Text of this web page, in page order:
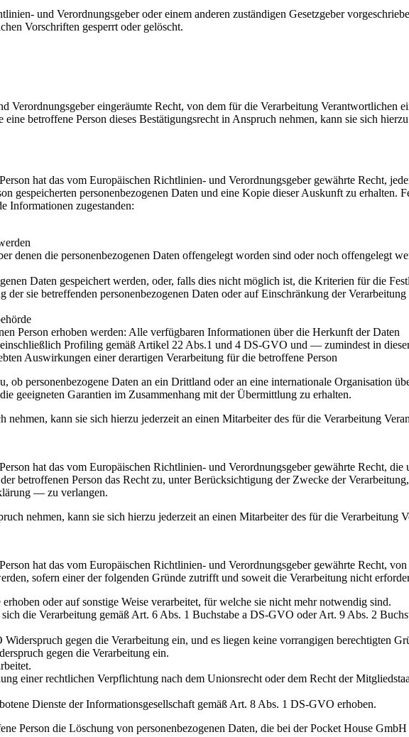
und Verordnungsgeber oder einem anderen zuständigen Gesetzgeber
Vorschriften gesperrt oder gelöscht.
Verordnungsgeber eingeräumte Recht, von dem für die Verarbeitung Verantwortlichen
betroffene Person dieses Bestätigungsrecht in Anspruch nehmen, kann sie sich
hat das vom Europäischen Richtlinien- und Verordnungsgeber gewährte Recht,
gespeicherten personenbezogenen Daten und eine Kopie dieser Auskunft zu erhalten.
Informationen zugestanden:
denen die personenbezogenen Daten offengelegt worden sind oder noch offengelegt
Daten gespeichert werden, oder, falls dies nicht möglich ist, die Kriterien für die
der sie betreffenden personenbezogenen Daten oder auf Einschränkung der
Person erhoben werden: Alle verfügbaren Informationen über die Herkunft der Daten
einschließlich Profiling gemäß Artikel 22 Abs.1 und 4 DS-GVO und — zumindest in
Auswirkungen einer derartigen Verarbeitung für die betroffene Person
ob personenbezogene Daten an ein Drittland oder an eine internationale Organisation
geeigneten Garantien im Zusammenhang mit der Übermittlung zu erhalten.
nehmen, kann sie sich hierzu jederzeit an einen Mitarbeiter des für die Verarbeitung
hat das vom Europäischen Richtlinien- und Verordnungsgeber gewährte Recht,
betroffenen Person das Recht zu, unter Berücksichtigung der Zwecke der
— zu verlangen.
nehmen, kann sie sich hierzu jederzeit an einen Mitarbeiter des für die Verarbeitung
hat das vom Europäischen Richtlinien- und Verordnungsgeber gewährte Recht,
sofern einer der folgenden Gründe zutrifft und soweit die Verarbeitung nicht
oder auf sonstige Weise verarbeitet, für welche sie nicht mehr notwendig sind.
die Verarbeitung gemäß Art. 6 Abs. 1 Buchstabe a DS-GVO oder Art. 9 Abs. 2
gegen die Verarbeitung ein, und es liegen keine vorrangigen berechtigten
gegen die Verarbeitung ein.
einer rechtlichen Verpflichtung nach dem Unionsrecht oder dem Recht der
Dienste der Informationsgesellschaft gemäß Art. 8 Abs. 1 DS-GVO erhoben.
Person die Löschung von personenbezogenen Daten, die bei der Pocket House